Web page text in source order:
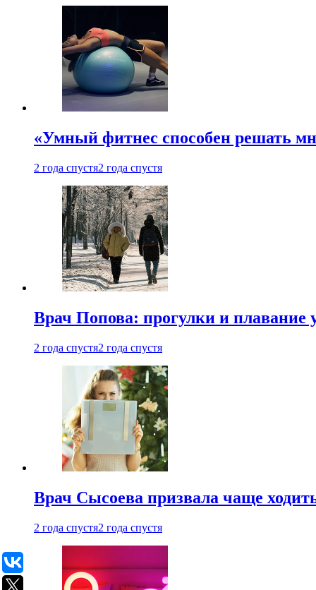
«Умный фитнес способен решать
2 года спустя2 года спустя
Врач Попова: прогулки и плавание
2 года спустя2 года спустя
Врач Сысоева призвала чаще
2 года спустя2 года спустя